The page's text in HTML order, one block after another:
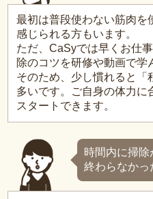
最初は普段使わない筋肉を
感じられる方もいます。
ただ、CaSyでは早くお仕
除のコツを研修や動画で学
そのため、少し慣れると「
多いです。ご自身の体力に
スタートできます。
時間内に掃除
終わらなかっ